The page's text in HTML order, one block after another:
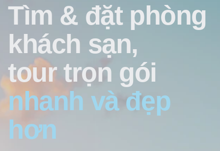
Tìm & đặt phòng
khách sạn,
tour trọn gói
nhanh và đẹp
hơn